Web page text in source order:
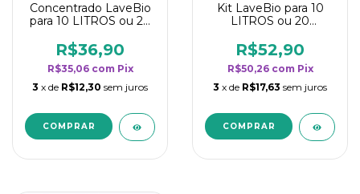
Concentrado LaveBio
para 10 LITROS ou 20
rendimento da
categoria - Flor de
Laranjeira
R$36,90
R$35,06 com Pix
3 x de R$12,30 sem juros
Kit LaveBio para 10
LITROS ou 20
rendimento da
categoria - Flor de
Laranjeira
R$52,90
R$50,26 com Pix
3 x de R$17,63 sem juros